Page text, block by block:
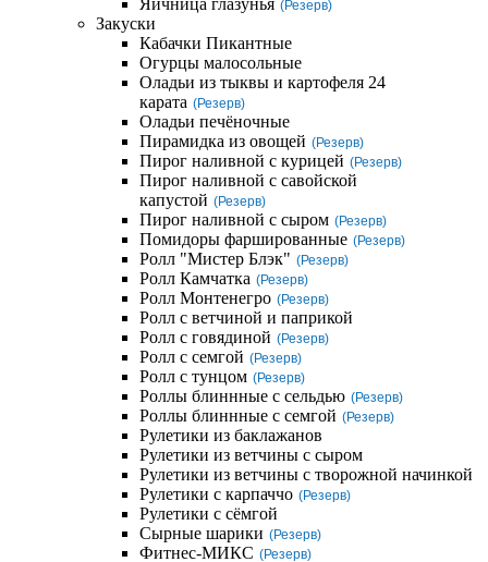
Яичница глазунья (Резерв)
Закуски
Кабачки Пикантные
Огурцы малосольные
Оладьи из тыквы и картофеля 24
карата (Резерв)
Оладьи печёночные
Пирамидка из овощей (Резерв)
Пирог наливной с курицей (Резерв)
Пирог наливной с савойской
капустой (Резерв)
Пирог наливной с сыром (Резерв)
Помидоры фаршированные (Резерв)
Ролл "Мистер Блэк" (Резерв)
Ролл Камчатка (Резерв)
Ролл Монтенегро (Резерв)
Ролл с ветчиной и паприкой
Ролл с говядиной (Резерв)
Ролл с семгой (Резерв)
Ролл с тунцом (Резерв)
Роллы блиннные с сельдью (Резерв)
Роллы блиннные с семгой (Резерв)
Рулетики из баклажанов
Рулетики из ветчины с сыром
Рулетики из ветчины с творожной начинкой
Рулетики с карпаччо (Резерв)
Рулетики с сёмгой
Сырные шарики (Резерв)
Фитнес-МИКС (Резерв)